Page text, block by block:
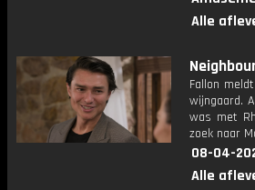
Alle
Fallon
wijngaard.
was met
zoek naar
08-04-
Alle